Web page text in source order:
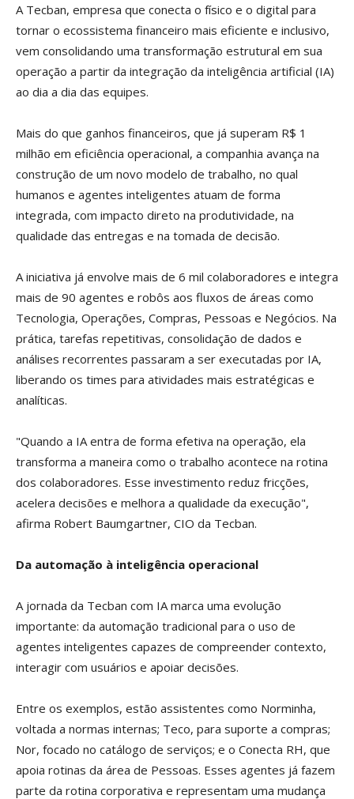
A Tecban, empresa que conecta o físico e o digital para
tornar o ecossistema financeiro mais eficiente e inclusivo,
vem consolidando uma transformação estrutural em sua
operação a partir da integração da inteligência artificial (IA)
ao dia a dia das equipes.
Mais do que ganhos financeiros, que já superam R$ 1
milhão em eficiência operacional, a companhia avança na
construção de um novo modelo de trabalho, no qual
humanos e agentes inteligentes atuam de forma
integrada, com impacto direto na produtividade, na
qualidade das entregas e na tomada de decisão.
A iniciativa já envolve mais de 6 mil colaboradores e integra
mais de 90 agentes e robôs aos fluxos de áreas como
Tecnologia, Operações, Compras, Pessoas e Negócios. Na
prática, tarefas repetitivas, consolidação de dados e
análises recorrentes passaram a ser executadas por IA,
liberando os times para atividades mais estratégicas e
analíticas.
"Quando a IA entra de forma efetiva na operação, ela
transforma a maneira como o trabalho acontece na rotina
dos colaboradores. Esse investimento reduz fricções,
acelera decisões e melhora a qualidade da execução",
afirma Robert Baumgartner, CIO da Tecban.
Da automação à inteligência operacional
A jornada da Tecban com IA marca uma evolução
importante: da automação tradicional para o uso de
agentes inteligentes capazes de compreender contexto,
interagir com usuários e apoiar decisões.
Entre os exemplos, estão assistentes como Norminha,
voltada a normas internas; Teco, para suporte a compras;
Nor, focado no catálogo de serviços; e o Conecta RH, que
apoia rotinas da área de Pessoas. Esses agentes já fazem
parte da rotina corporativa e representam uma mudança